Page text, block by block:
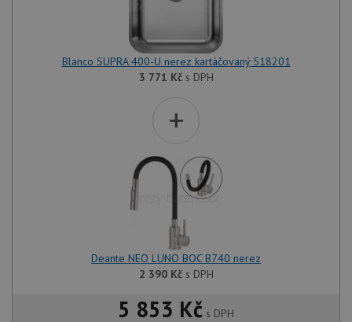
Blanco SUPRA 400-U nerez kartáčovaný 518201
3 771 Kčs DPH
+
Deante NEO LUNO BOC B740 nerez
2 390 Kčs DPH
5 853 Kč s DPH